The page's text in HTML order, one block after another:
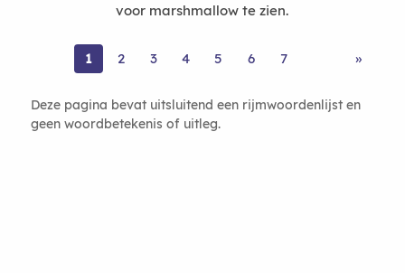
voor marshmallow te zien.
1 2 3 4 5 6 7 »
Deze pagina bevat uitsluitend een rijmwoordenlijst en
geen woordbetekenis of uitleg.